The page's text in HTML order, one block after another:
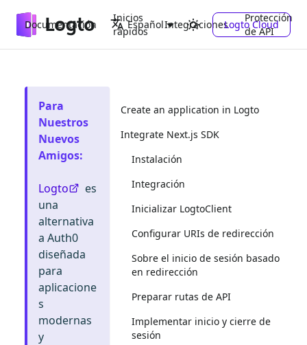
Documentación
Inicios
rápidos
Integraciones
Protección
de API
Español Logto Cloud
Para
Nuestros
Nuevos
Amigos:
Logto
es
una
alternativa
a Auth0
diseñada
para
aplicacione
s
modernas
y
Create an application in Logto
Integrate Next.js SDK
Instalación
Integración
Inicializar LogtoClient
Configurar URIs de redirección
Sobre el inicio de sesión basado
en redirección
Preparar rutas de API
Implementar inicio y cierre de
sesión